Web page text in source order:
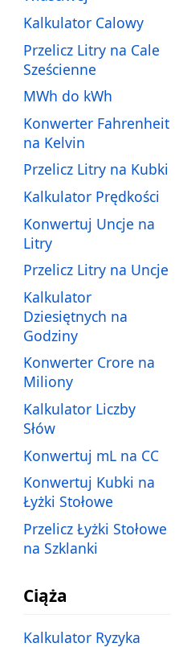
Kalkulator Calowy
Przelicz Litry na Cale
Sześcienne
MWh do kWh
Konwerter Fahrenheit
na Kelvin
Przelicz Litry na Kubki
Kalkulator Prędkości
Konwertuj Uncje na
Litry
Przelicz Litry na Uncje
Kalkulator
Dziesiętnych na
Godziny
Konwerter Crore na
Miliony
Kalkulator Liczby
Słów
Konwertuj mL na CC
Konwertuj Kubki na
Łyżki Stołowe
Przelicz Łyżki Stołowe
na Szklanki
Ciąża
Kalkulator Ryzyka